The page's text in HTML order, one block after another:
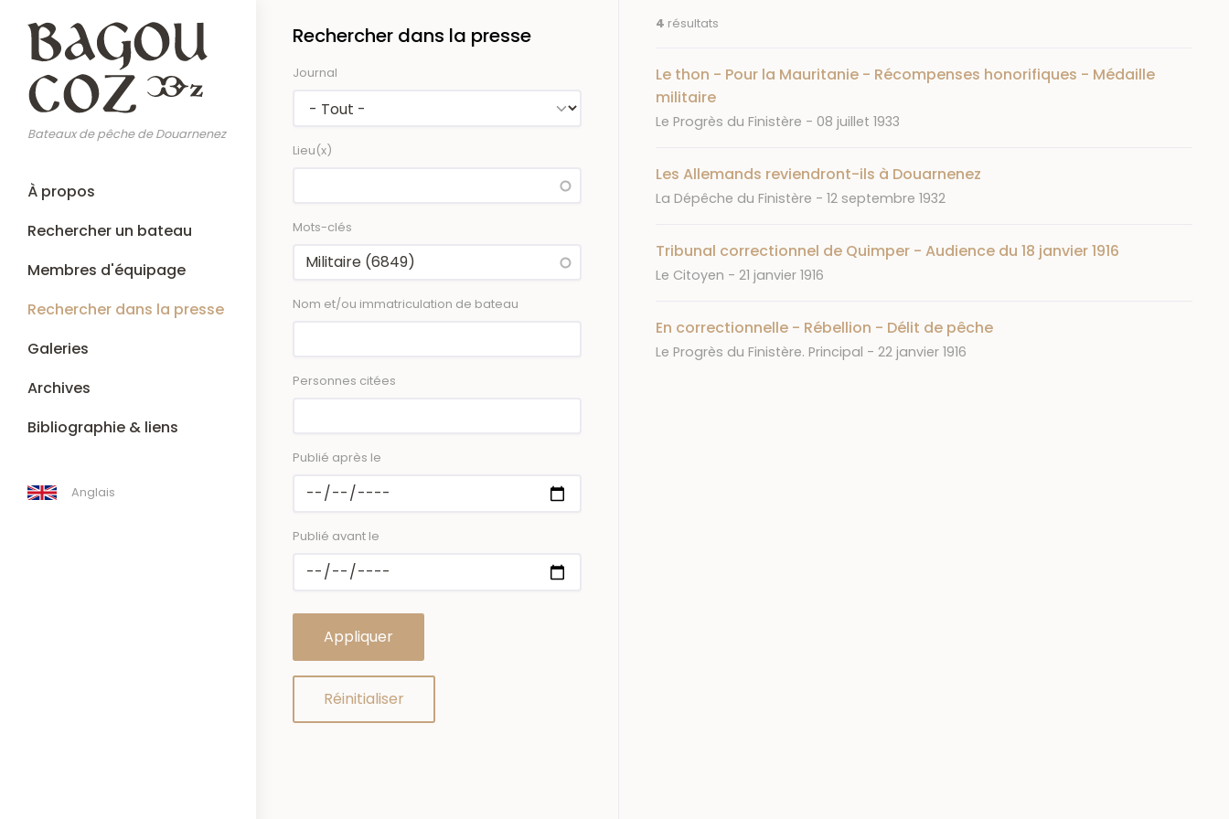
contenu
principal
Bateaux de pêche de Douarnenez
Main
navigation
À propos
Rechercher un bateau
Membres d'équipage
Rechercher dans la presse
Galeries
Archives
Bibliographie & liens
Anglais
Rechercher dans la presse
Journal
Lieu(x)
Mots-clés
Nom et/ou immatriculation de bateau
Personnes citées
Publié après le
Publié avant le
4 résultats
Le thon - Pour la Mauritanie - Récompenses honorifiques - Médaille
militaire
Journal
Le Progrès du Finistère Date
08 juillet 1933
Les Allemands reviendront-ils à Douarnenez
Journal
La Dépêche du Finistère Date
12 septembre 1932
Tribunal correctionnel de Quimper - Audience du 18 janvier 1916
Journal
Le Citoyen Date
21 janvier 1916
En correctionnelle - Rébellion - Délit de pêche
Journal
Le Progrès du Finistère. Principal Date
22 janvier 1916